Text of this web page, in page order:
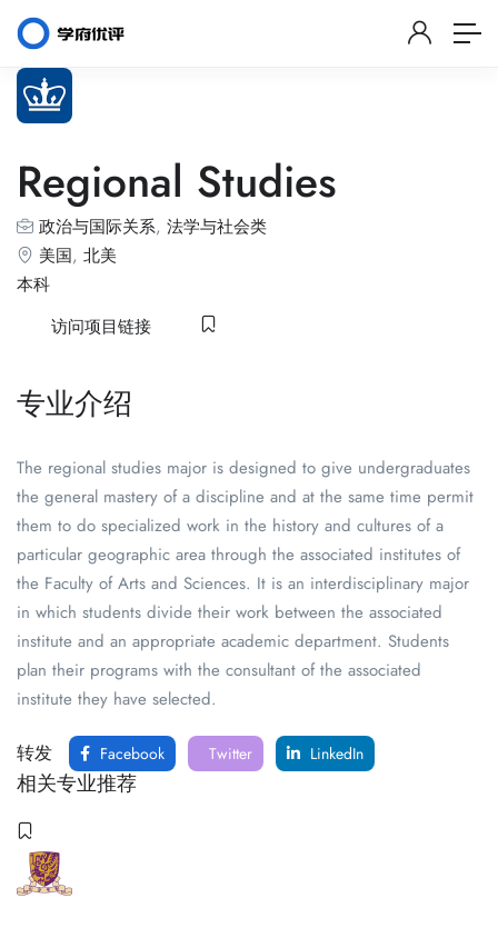
Regional Studies
政治与国际关系, 法学与社会类
美国, 北美
本科
访问项目链接
专业介绍
The regional studies major is designed to give undergraduates
the general mastery of a discipline and at the same time permit
them to do specialized work in the history and cultures of a
particular geographic area through the associated institutes of
the Faculty of Arts and Sciences. It is an interdisciplinary major
in which students divide their work between the associated
institute and an appropriate academic department. Students
plan their programs with the consultant of the associated
institute they have selected.
转发 Facebook Twitter LinkedIn
相关专业推荐